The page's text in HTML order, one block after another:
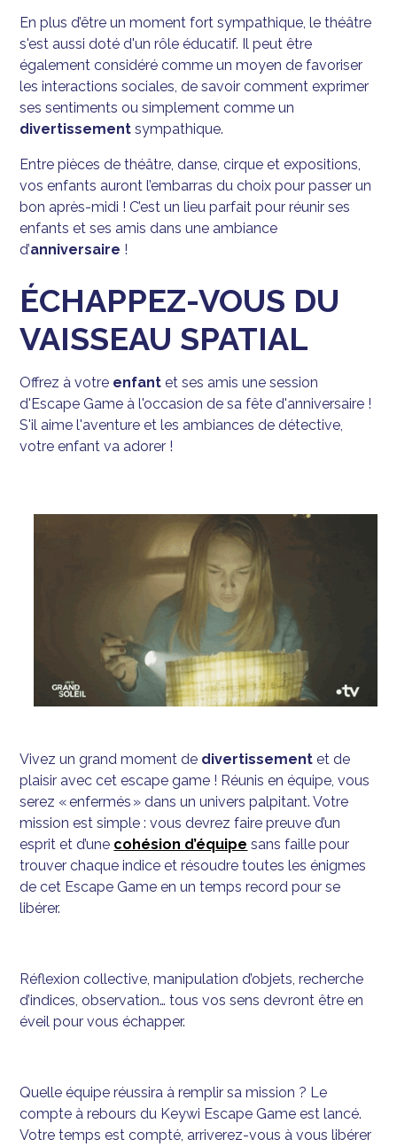
En plus d’être un moment fort sympathique, le théâtre
s'est aussi doté d'un rôle éducatif. Il peut être
également considéré comme un moyen de favoriser
les interactions sociales, de savoir comment exprimer
ses sentiments ou simplement comme un
divertissement sympathique.
Entre pièces de théâtre, danse, cirque et expositions,
vos enfants auront l’embarras du choix pour passer un
bon après-midi ! C’est un lieu parfait pour réunir ses
enfants et ses amis dans une ambiance
d’anniversaire !
ÉCHAPPEZ-VOUS DU
VAISSEAU SPATIAL
Offrez à votre enfant et ses amis une session
d'Escape Game à l'occasion de sa fête d'anniversaire !
S'il aime l'aventure et les ambiances de détective,
votre enfant va adorer !
Vivez un grand moment de divertissement et de
plaisir avec cet escape game ! Réunis en équipe, vous
serez « enfermés » dans un univers palpitant. Votre
mission est simple : vous devrez faire preuve d’un
esprit et d’une cohésion d’équipe sans faille pour
trouver chaque indice et résoudre toutes les énigmes
de cet Escape Game en un temps record pour se
libérer.
Réflexion collective, manipulation d’objets, recherche
d’indices, observation… tous vos sens devront être en
éveil pour vous échapper.
Quelle équipe réussira à remplir sa mission ? Le
compte à rebours du Keywi Escape Game est lancé.
Votre temps est compté, arriverez-vous à vous libérer